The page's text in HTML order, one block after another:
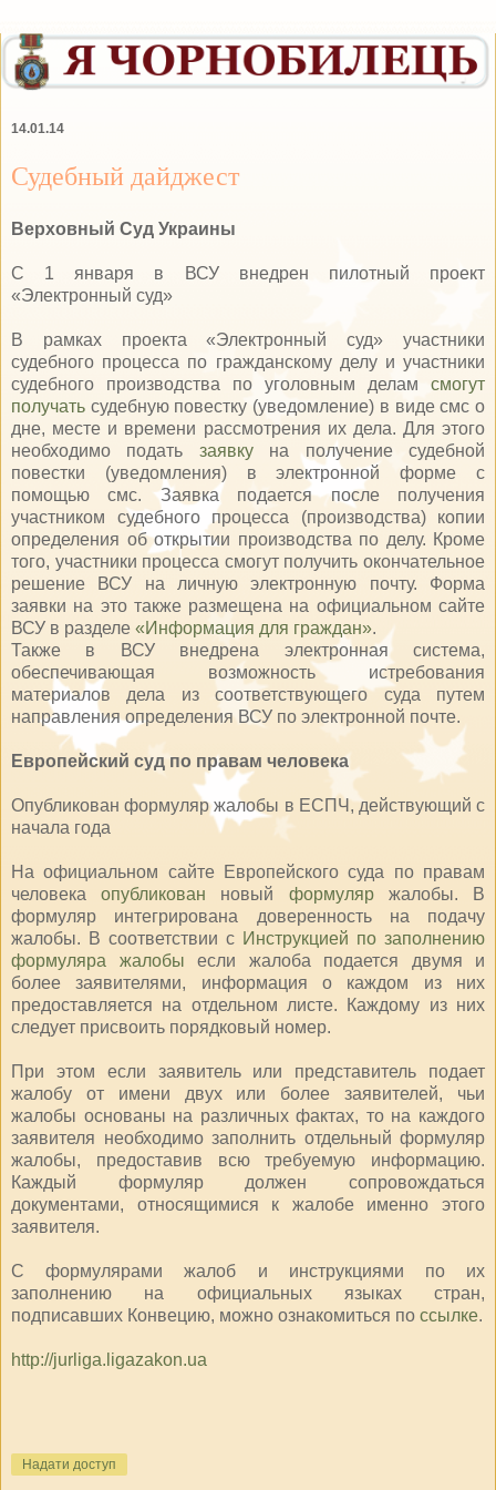
14.01.14
Судебный дайджест
Верховный Суд Украины
С 1 января в ВСУ внедрен пилотный проект
«Электронный суд»
В рамках проекта «Электронный суд» участники
судебного процесса по гражданскому делу и участники
судебного производства по уголовным делам смогут
получать судебную повестку (уведомление) в виде смс о
дне, месте и времени рассмотрения их дела. Для этого
необходимо подать заявку
на получение судебной
повестки (уведомления) в электронной форме с
помощью смс. Заявка подается после получения
участником судебного процесса (производства) копии
определения об открытии производства по делу. Кроме
того, участники процесса смогут получить окончательное
решение ВСУ на личную электронную почту. Форма
заявки на это также размещена на официальном сайте
ВСУ в разделе «Информация для граждан».
Также в ВСУ внедрена электронная система,
обеспечивающая возможность истребования
материалов дела из соответствующего суда путем
направления определения ВСУ по электронной почте.
Европейский суд по правам человека
Опубликован формуляр жалобы в ЕСПЧ, действующий с
начала года
На официальном сайте Европейского суда по правам
человекаопубликован новый формуляржалобы. В
формуляр интегрирована доверенность на подачу
жалобы. В соответствии с Инструкцией по заполнению
формуляра жалобы если жалоба подается двумя и
более заявителями, информация о каждом из них
предоставляется на отдельном листе. Каждому из них
следует присвоить порядковый номер.
При этом если заявитель или представитель подает
жалобу от имени двух или более заявителей, чьи
жалобы основаны на различных фактах, то на каждого
заявителя необходимо заполнить отдельный формуляр
жалобы, предоставив всю требуемую информацию.
Каждый формуляр должен сопровождаться
документами, относящимися к жалобе именно этого
заявителя.
С формулярами жалоб и инструкциями по их
заполнению на официальных языках стран,
подписавших Конвецию, можно ознакомиться по ссылке.
http://jurliga.ligazakon.ua
Надати доступ